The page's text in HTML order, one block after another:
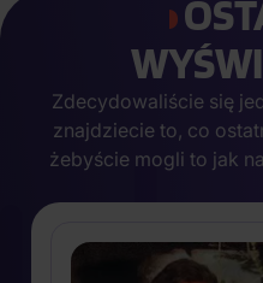
Zdecydowaliście się
znajdziecie to, co
żebyście mogli to jak